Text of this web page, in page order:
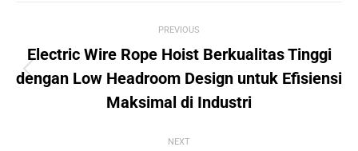
PREVIOUS
Previous
Electric Wire Rope Hoist Berkualitas Tinggi
dengan Low Headroom Design untuk Efisiensi
Maksimal di Industri
NEXT